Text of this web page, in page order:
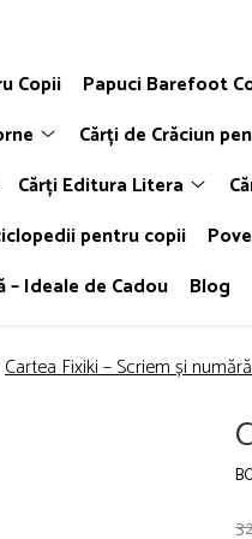
Copii
Papuci Barefoot
Cărți de Crăciun
Cărți Editura Litera
pentru copii
– Ideale de Cadou
Blog
Cartea Fixiki – Scriem și